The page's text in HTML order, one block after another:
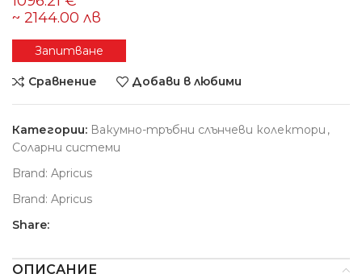
Запитване
Сравнение Добави в любими
Категории: Вакумно-тръбни слънчеви колектори ,
Соларни системи
Brand: Apricus
Brand: Apricus
Share:
ОПИСАНИЕ